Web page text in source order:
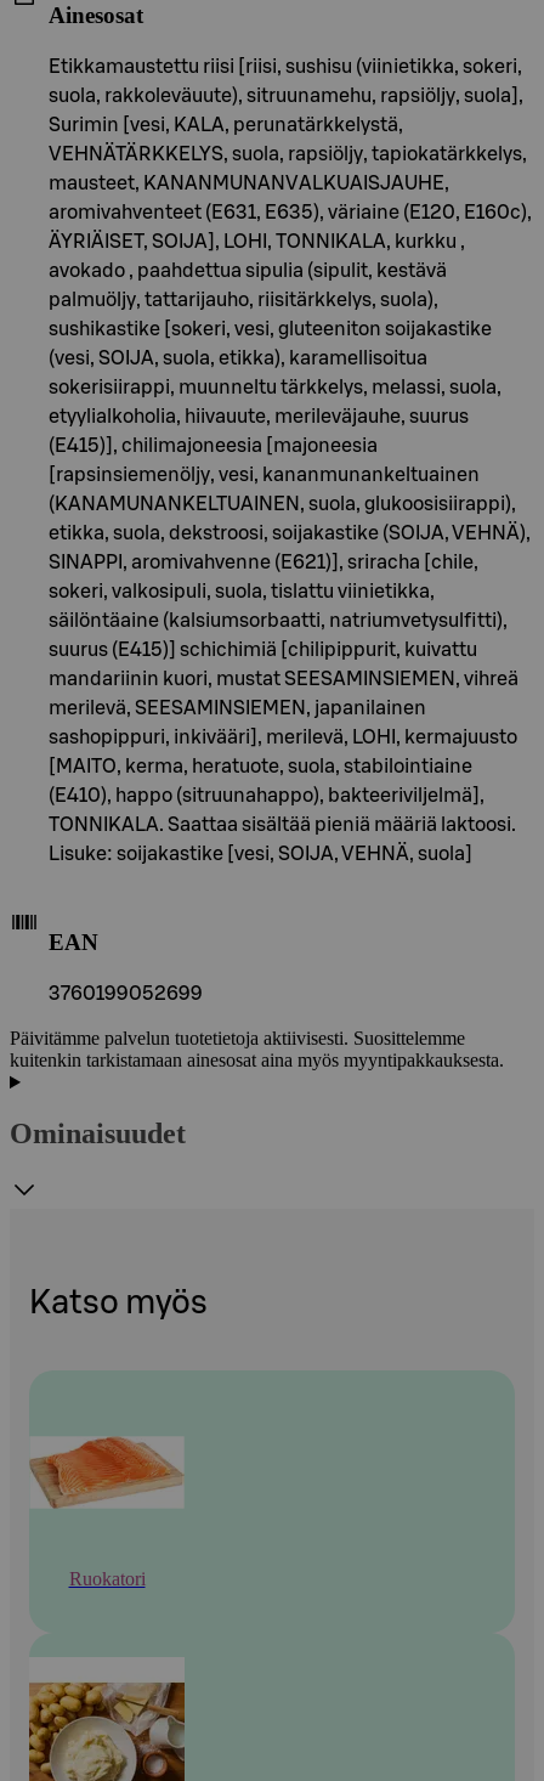
Ainesosat
Etikkamaustettu riisi [riisi, sushisu (viinietikka, sokeri,
suola, rakkoleväuute), sitruunamehu, rapsiöljy, suola],
Surimin [vesi, KALA, perunatärkkelystä,
VEHNÄTÄRKKELYS, suola, rapsiöljy, tapiokatärkkelys,
mausteet, KANANMUNANVALKUAISJAUHE,
aromivahventeet (E631, E635), väriaine (E120, E160c),
ÄYRIÄISET, SOIJA], LOHI, TONNIKALA, kurkku ,
avokado , paahdettua sipulia (sipulit, kestävä
palmuöljy, tattarijauho, riisitärkkelys, suola),
sushikastike [sokeri, vesi, gluteeniton soijakastike
(vesi, SOIJA, suola, etikka), karamellisoitua
sokerisiirappi, muunneltu tärkkelys, melassi, suola,
etyylialkoholia, hiivauute, merileväjauhe, suurus
(E415)], chilimajoneesia [majoneesia
[rapsinsiemenöljy, vesi, kananmunankeltuainen
(KANAMUNANKELTUAINEN, suola, glukoosisiirappi),
etikka, suola, dekstroosi, soijakastike (SOIJA, VEHNÄ),
SINAPPI, aromivahvenne (E621)], sriracha [chile,
sokeri, valkosipuli, suola, tislattu viinietikka,
säilöntäaine (kalsiumsorbaatti, natriumvetysulfitti),
suurus (E415)] schichimiä [chilipippurit, kuivattu
mandariinin kuori, mustat SEESAMINSIEMEN, vihreä
merilevä, SEESAMINSIEMEN, japanilainen
sashopippuri, inkivääri], merilevä, LOHI, kermajuusto
[MAITO, kerma, heratuote, suola, stabilointiaine
(E410), happo (sitruunahappo), bakteeriviljelmä],
TONNIKALA. Saattaa sisältää pieniä määriä laktoosi.
Lisuke: soijakastike [vesi, SOIJA, VEHNÄ, suola]
EAN
3760199052699
Päivitämme palvelun tuotetietoja aktiivisesti. Suosittelemme
kuitenkin tarkistamaan ainesosat aina myös myyntipakkauksesta.
Ominaisuudet
Katso myös
Ruokatori